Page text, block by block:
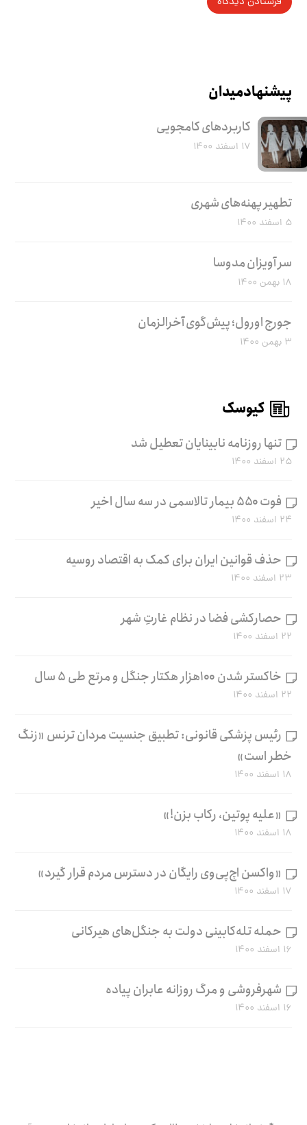
پیشنهاد میدان
کاربرد‌های کامجویی
۱۷ اسفند ۱۴۰۰
تطهیر پهنه‌های شهری
۵ اسفند ۱۴۰۰
سر آویزان مدوسا
۱۸ بهمن ۱۴۰۰
جورج اورول؛ پیش‌گوی آخرالزمان
۳ بهمن ۱۴۰۰
کیوسک
تنها روزنامه نابینایان تعطیل شد
۲۵ اسفند ۱۴۰۰
فوت ۵۵۰ بیمار تالاسمی در سه سال اخیر
۲۴ اسفند ۱۴۰۰
حذف قوانین ایران برای کمک به اقتصاد روسیه
۲۳ اسفند ۱۴۰۰
حصارکشی فضا در نظام غارتِ شهر
۲۲ اسفند ۱۴۰۰
خاکستر شدن ۱۰۰هزار هکتار جنگل و مرتع طی ۵ سال
۲۲ اسفند ۱۴۰۰
رئیس پزشکی قانونی: تطبیق جنسیت مردان ترنس «زنگ
خطر است»
۱۸ اسفند ۱۴۰۰
«علیه پوتین، رکاب بزن!»
۱۸ اسفند ۱۴۰۰
«واکسن اچ‌پی‌وی رایگان در دسترس مردم قرار گیرد»
۱۷ اسفند ۱۴۰۰
حمله تله‌کابینی دولت به جنگل‌های هیرکانی
۱۶ اسفند ۱۴۰۰
شهرفروشی و مرگ روزانه عابران پیاده
۱۶ اسفند ۱۴۰۰